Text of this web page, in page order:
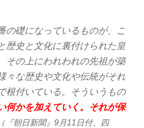
の礎になっているものが、こ
歴史と文化に裏付けられた皇
その上にわれわれの先祖が築
々な歴史や文化や伝統がそれ
根付いている。そういうもの
何かを加えていく。それが保
（『朝日新聞』9月11日付、四